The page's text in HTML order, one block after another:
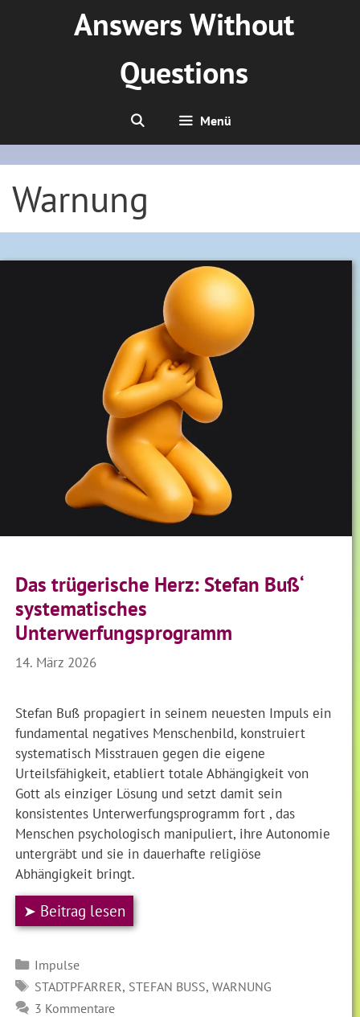
Answers Without
Questions
Menü
Warnung
Das trügerische Herz: Stefan Buß‘
systematisches
Unterwerfungsprogramm
14. März 2026
Stefan Buß propagiert in seinem neuesten Impuls ein
fundamental negatives Menschenbild, konstruiert
systematisch Misstrauen gegen die eigene
Urteilsfähigkeit, etabliert totale Abhängigkeit von
Gott als einziger Lösung und setzt damit sein
konsistentes Unterwerfungsprogramm fort , das
Menschen psychologisch manipuliert, ihre Autonomie
untergräbt und sie in dauerhafte religiöse
Abhängigkeit bringt.
➤ Beitrag lesen
Kategorien
Impulse
SCHLAGWÖRTER
STADTPFARRER, STEFAN BUSS , WARNUNG
3 Kommentare